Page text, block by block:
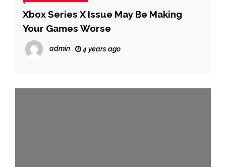
Xbox Series X Issue May Be Making
Your Games Worse
admin 4 years ago